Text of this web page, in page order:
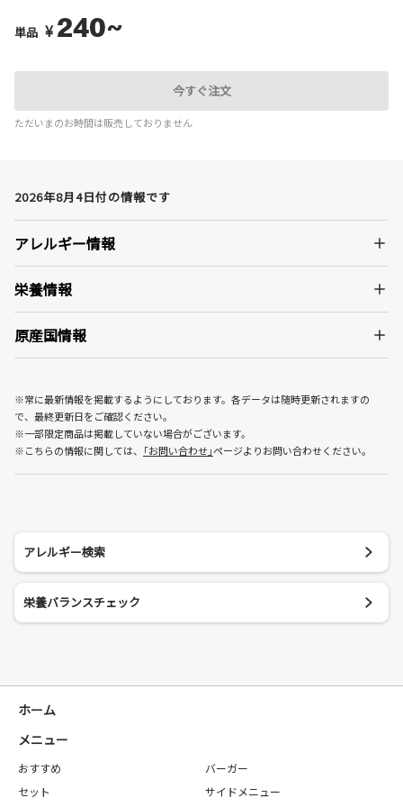
単品 ¥ 240~
今すぐ注文
ただいまのお時間は販売しておりません
2026年8月4日付の情報です
アレルギー情報
栄養情報
原産国情報
※常に最新情報を掲載するようにしております。各データは随時更新されますの
で、最終更新日をご確認ください。
※一部限定商品は掲載していない場合がございます。
※こちらの情報に関しては、
｢お問い合わせ｣ページよりお問い合わせください。
アレルギー検索
栄養バランスチェック
ホーム
メニュー
おすすめ
バーガー
セット
サイドメニュー